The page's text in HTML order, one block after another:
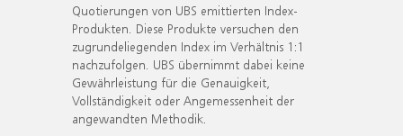
Quotierungen von UBS emittierten Index-
Produkten. Diese Produkte versuchen den
zugrundeliegenden Index im Verhältnis 1:1
nachzufolgen. UBS übernimmt dabei keine
Gewährleistung für die Genauigkeit,
Vollständigkeit oder Angemessenheit der
angewandten Methodik.